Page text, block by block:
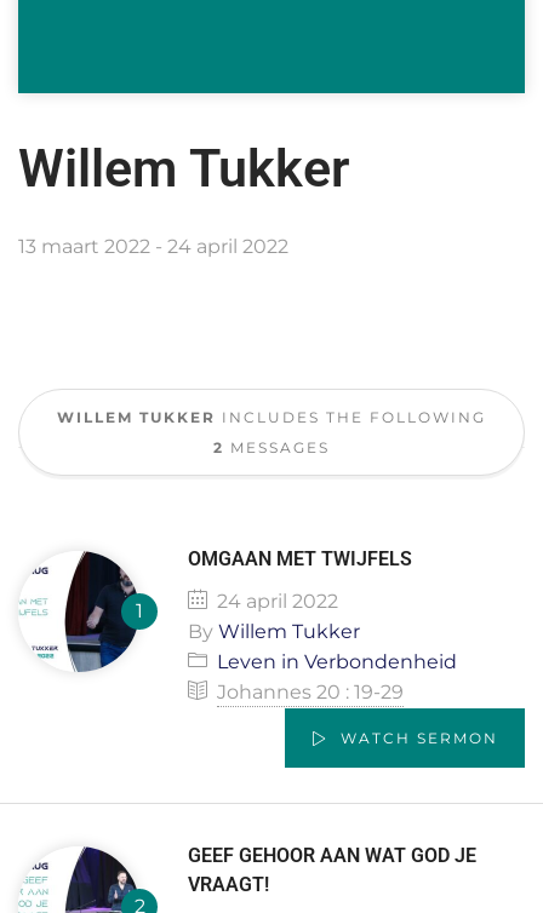
Willem Tukker
13 maart 2022 - 24 april 2022
WILLEM TUKKER INCLUDES THE FOLLOWING
2 MESSAGES
OMGAAN MET TWIJFELS
24 april 2022
By Willem Tukker
Leven in Verbondenheid
Johannes 20 : 19-29
WATCH SERMON
GEEF GEHOOR AAN WAT GOD JE
VRAAGT!